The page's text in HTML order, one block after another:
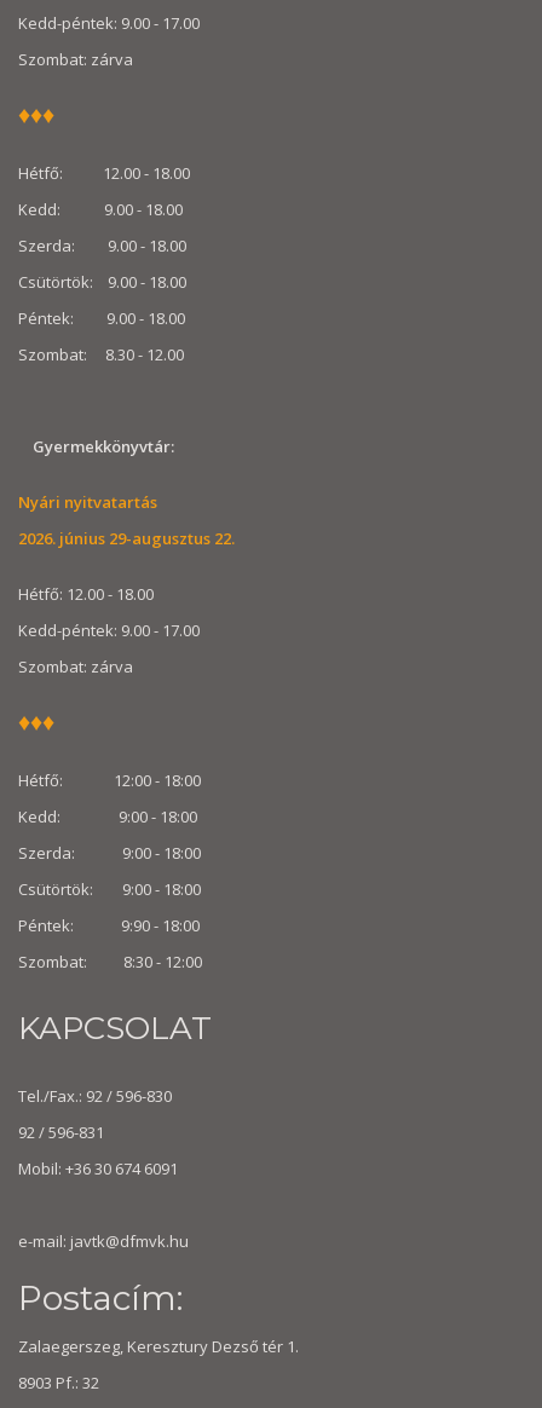
Kedd-péntek: 9.00 - 17.00
Szombat: zárva
♦♦♦
Hétfő: 12.00 - 18.00
Kedd: 9.00 - 18.00
Szerda: 9.00 - 18.00
Csütörtök: 9.00 - 18.00
Péntek: 9.00 - 18.00
Szombat: 8.30 - 12.00
Gyermekkönyvtár:
Nyári nyitvatartás
2026. június 29-augusztus 22.
Hétfő: 12.00 - 18.00
Kedd-péntek: 9.00 - 17.00
Szombat: zárva
♦♦♦
Hétfő: 12:00 - 18:00
Kedd: 9:00 - 18:00
Szerda: 9:00 - 18:00
Csütörtök: 9:00 - 18:00
Péntek: 9:90 - 18:00
Szombat: 8:30 - 12:00
KAPCSOLAT
Tel./Fax.: 92 / 596-830
92 / 596-831
Mobil: +36 30 674 6091
e-mail: javtk@dfmvk.hu
Postacím:
Zalaegerszeg, Keresztury Dezső tér 1.
8903 Pf.: 32